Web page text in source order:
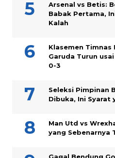
Arsenal vs Betis:
Babak Pertama,
Kalah
Klasemen Timnas
Garuda Turun
0-3
Seleksi Pimpinan
Dibuka, Ini Syarat
Man Utd vs
yang Sebenarnya